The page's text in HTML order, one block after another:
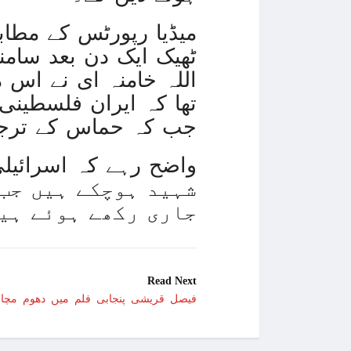
میڈیا رپورٹس کے
ٹھیک ایک دن بعد
اللہ خامنہ ای نے
تھا کہ ایران
جب کہ حماس کے
شہید ہوچکے ہیں
جاری رکھے ہوئے
Read Next
فیصل قریشی پنجابی فلم میں دھوم